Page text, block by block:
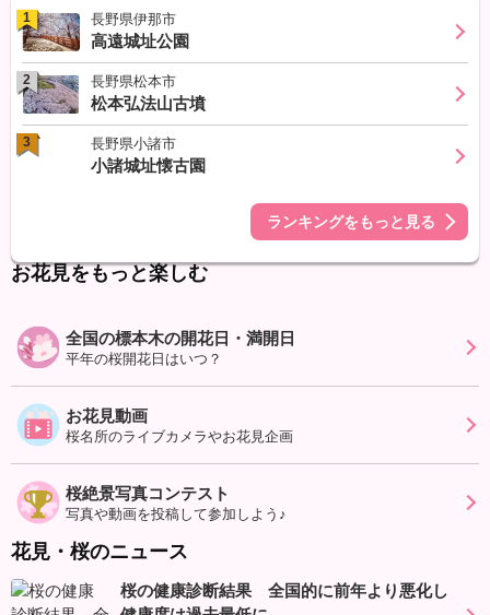
1 長野県伊那市
高遠城址公園
2 長野県松本市
松本弘法山古墳
3 長野県小諸市
小諸城址懐古園
ランキングをもっと見る
お花見をもっと楽しむ
全国の標本木の開花日・満開日
平年の桜開花日はいつ？
お花見動画
桜名所のライブカメラやお花見企画
桜絶景写真コンテスト
写真や動画を投稿して参加しよう♪
花見・桜のニュース
桜の健康診断結果 全国的に前年より悪化し